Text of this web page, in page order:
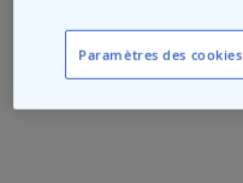
Paramètres des cookies